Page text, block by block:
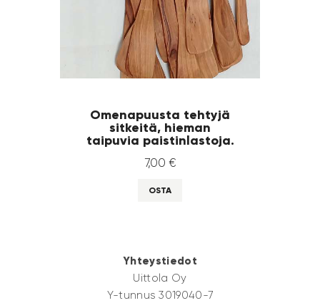
Omenapuusta tehtyjä
sitkeitä, hieman
taipuvia paistinlastoja.
7,00 €
OSTA
Yhteystiedot
Uittola Oy
Y-tunnus 3019040-7